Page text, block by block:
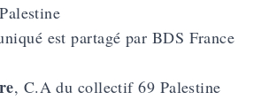
est partagé par BDS France
, C.A du collectif 69 Palestine